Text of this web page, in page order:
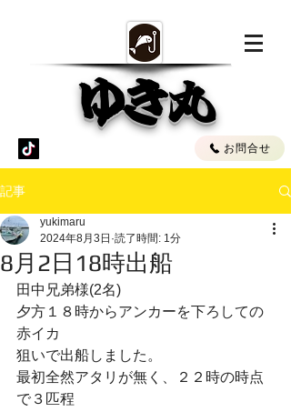
ゆき丸
お問合せ
記事
8月2日18時出船
yukimaru
2024年8月3日 読了時間: 1分
田中兄弟様(2名)
夕方１８時からアンカーを下ろしての
赤イカ
狙いで出船しました。
最初全然アタリが無く、２２時の時点
で３匹程